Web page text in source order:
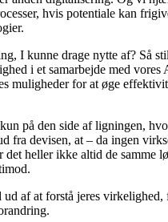
hvis potentiale kan
I kunne drage nytte af? Så
i et samarbejde med vores
muligheder for at øge
på den side af ligningen,
fra devisen, at – da ingen
det heller ikke altid de samme
af at forstå jeres